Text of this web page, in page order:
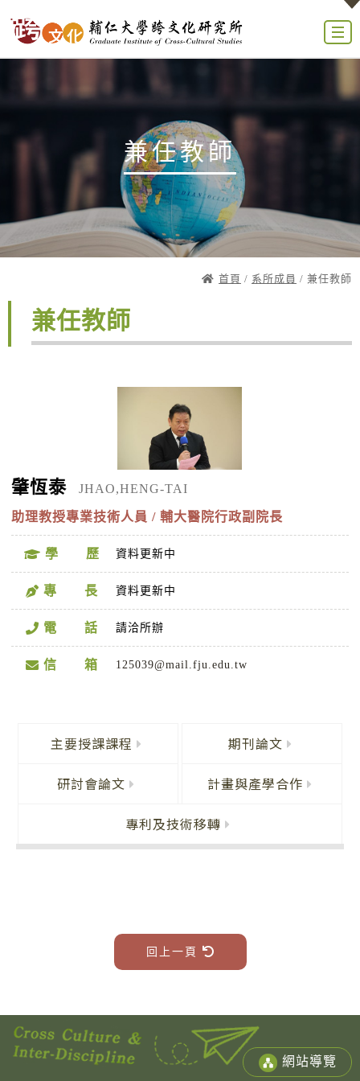
兼任教師
首頁 / 系所成員 / 兼任教師
兼任教師
肇恆泰 JHAO,HENG-TAI
助理教授專業技術人員 / 輔大醫院行政副院長
學 歷 資料更新中
專 長 資料更新中
電 話 請洽所辦
信 箱 125039@mail.fju.edu.tw
主要授課課程 期刊論文
研討會論文 計畫與產學合作
專利及技術移轉
回上一頁
網站導覽